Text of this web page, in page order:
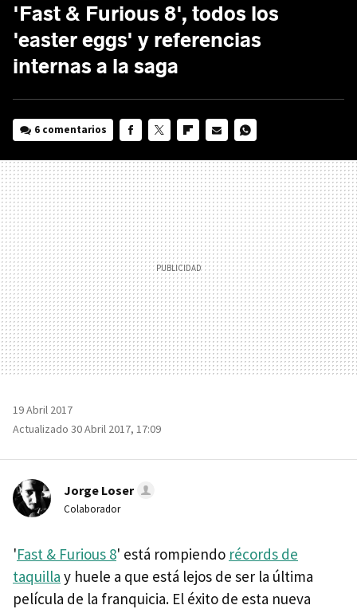
'Fast & Furious 8', todos los
'easter eggs' y referencias
internas a la saga
6 comentarios
MAIL
19 Abril 2017
Actualizado 30 Abril 2017, 17:09
Jorge Loser
Colaborador
'Fast & Furious 8' está rompiendo récords de
taquilla y huele a que está lejos de ser la última
película de la franquicia. El éxito de esta nueva